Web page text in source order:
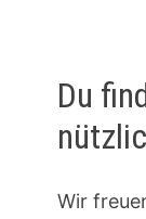
Du
Wir